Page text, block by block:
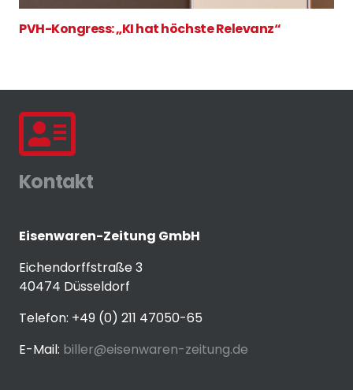
PVH-Kongress: „KI hat höchste Relevanz“
Kontakt
Eisenwaren-Zeitung GmbH
Eichendorffstraße 3
40474 Düsseldorf
Telefon: +49 (0) 211 47050-65
E-Mail: biller@eisenwaren-zeitung.de